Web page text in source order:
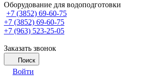
Оборудование для водоподготовки
+7 (3852) 69-60-75
+7 (3852) 69-60-75
+7 (963) 523-25-05
Заказать звонок
Поиск
Войти